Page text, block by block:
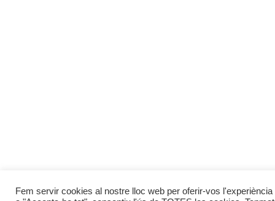
Fem servir cookies al nostre lloc web per oferir-vos